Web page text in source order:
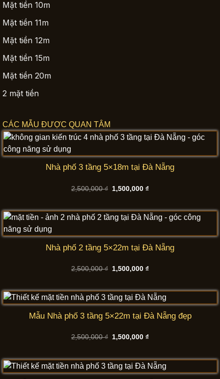
Mặt tiền 10m
Mặt tiền 11m
Mặt tiền 12m
Mặt tiền 15m
Mặt tiền 20m
2 mặt tiền
CÁC MẪU ĐƯỢC QUAN TÂM
Nhà phố 3 tầng 5×18m tại Đà Nẵng
2,500,000₫
Giá
gốc
1,500,000₫Giá
1,500,000 ₫.
Nhà phố 2 tầng 5×22m tại Đà Nẵng
2,500,000₫
Giá
1,500,000₫Giá
1,500,000 ₫.
Mẫu Nhà phố 3 tầng 5×22m tại Đà Nẵng đẹp
2,500,000₫
Giá
1,500,000₫Giá
1,500,000 ₫.